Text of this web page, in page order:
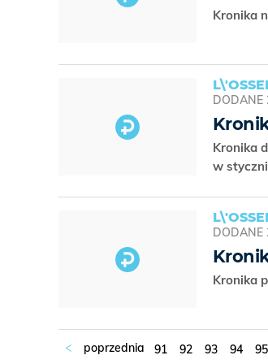
Kronika
DODANE
Kronika
w
DODANE
Kronika
91 92 93 94 95